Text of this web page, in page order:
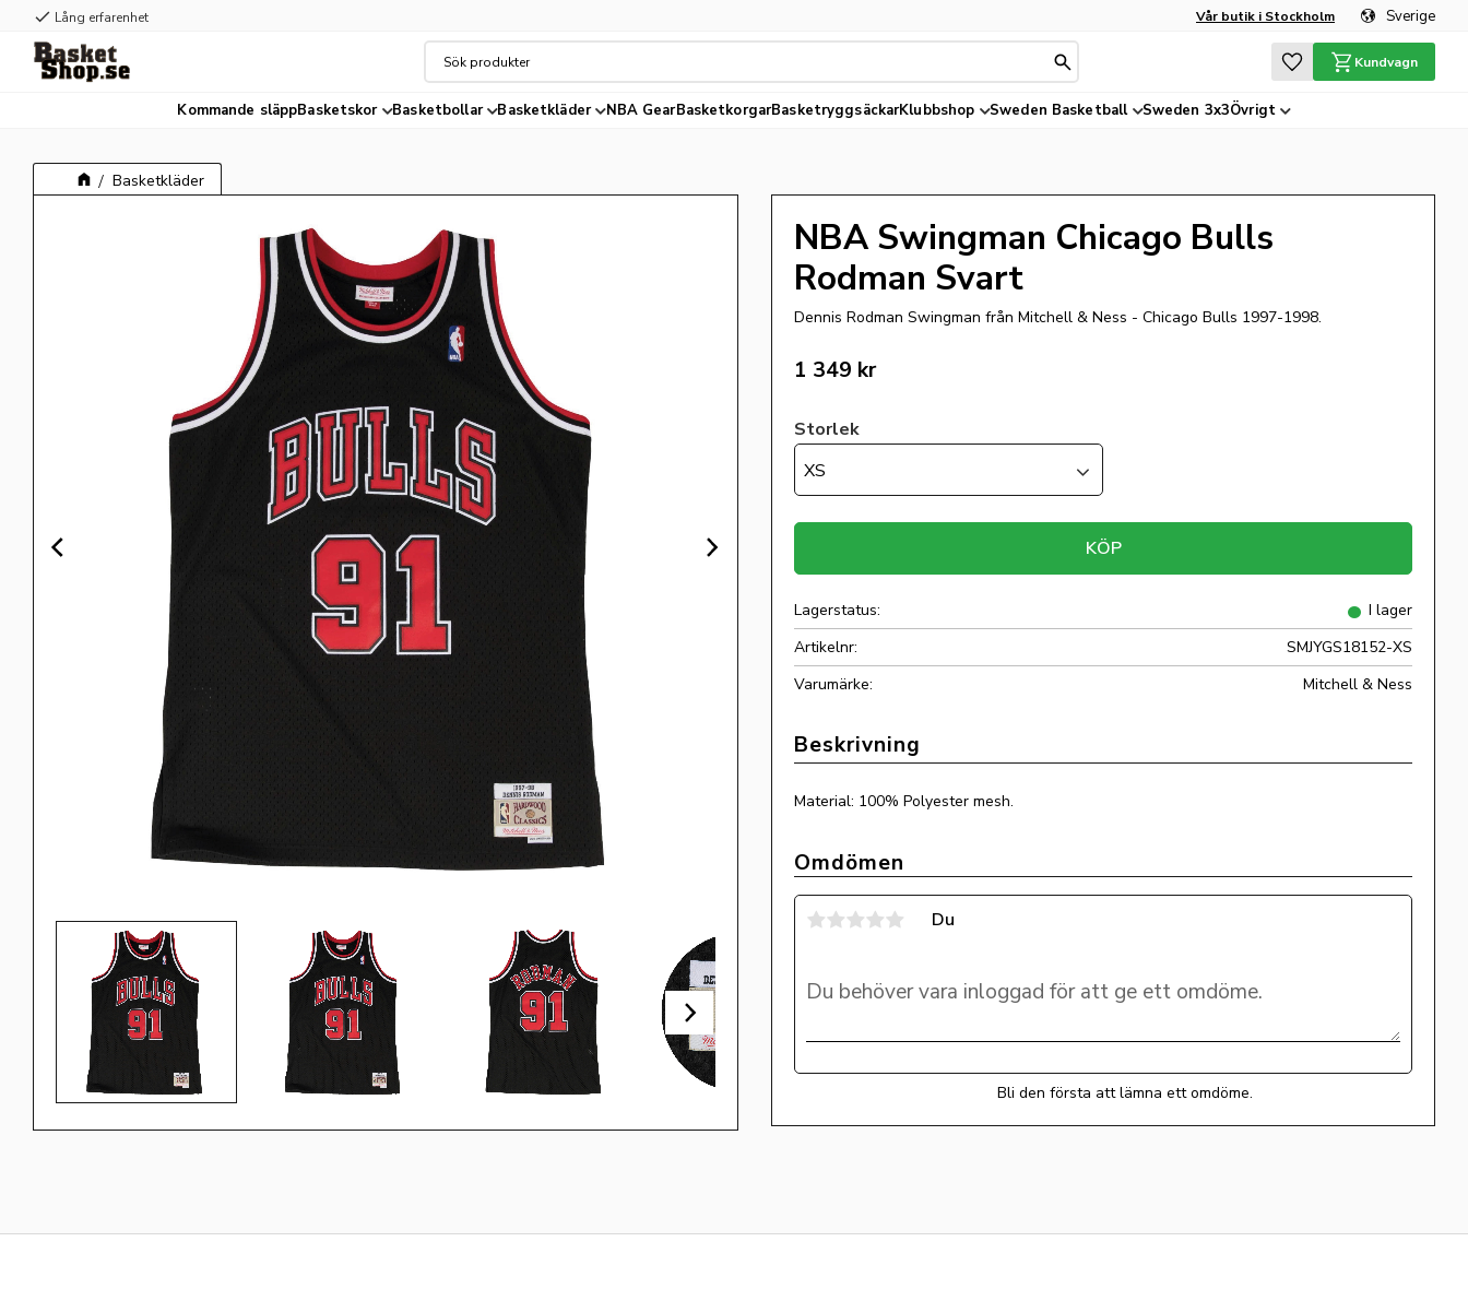
check Lång erfarenhet Vår butik i Stockholm Sverige
Favoriter
Kundvagn
Kommande släppBasketskor Basketbollar Basketkläder NBA GearBasketkorgarBasketryggsäckarKlubbshop Sweden Basketball Sweden 3x3Övrigt
Basketkläder
NBA Swingman Chicago Bulls
Rodman Svart
Dennis Rodman Swingman från Mitchell & Ness - Chicago Bulls 1997-1998.
1 349 kr
Storlek
XS
KÖP
Lagerstatus
I lager
Artikelnr
SMJYGS18152-XS
Mitchell & Ness
Material: 100% Polyester mesh.
Omdömen
Du
Bli den första att lämna ett omdöme.